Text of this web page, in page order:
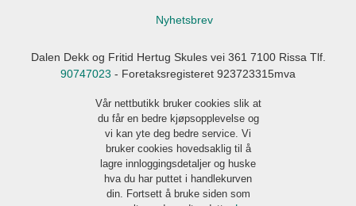
Nyhetsbrev
Dalen Dekk og Fritid Hertug Skules vei 361 7100 Rissa Tlf.
90747023 - Foretaksregisteret 923723315mva
Vår nettbutikk bruker cookies slik at
du får en bedre kjøpsopplevelse og
vi kan yte deg bedre service. Vi
bruker cookies hovedsaklig til å
lagre innloggingsdetaljer og huske
hva du har puttet i handlekurven
din. Fortsett å bruke siden som